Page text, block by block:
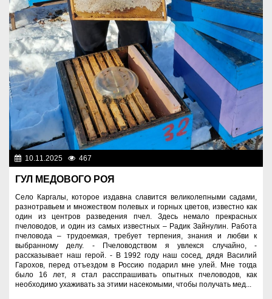
10.11.2025 467
ГУЛ МЕДОВОГО РОЯ
Село Каргалы, которое издавна славится великолепными садами,
разнотравьем и множеством полевых и горных цветов, известно как
один из центров разведения пчел. Здесь немало прекрасных
пчеловодов, и один из самых известных – Радик Зайнулин. Работа
пчеловода – трудоемкая, требует терпения, знания и любви к
выбранному делу. - Пчеловодством я увлекся случайно, -
рассказывает наш герой. - В 1992 году наш сосед, дядя Василий
Гарохов, перед отъездом в Россию подарил мне улей. Мне тогда
было 16 лет, я стал расспрашивать опытных пчеловодов, как
необходимо ухаживать за этими насекомыми, чтобы получать мед...